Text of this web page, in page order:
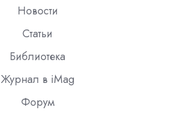
Новости
Статьи
Библиотека
Журнал в iMag
Форум